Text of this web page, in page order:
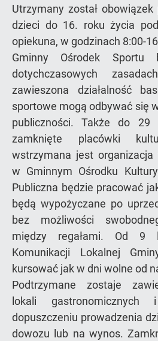
Utrzymany został
dzieci do 16. roku życia
opiekuna, w godzinach 8:00-
Gminny Ośrodek Sportu
dotychczasowych
zawieszona działalność
sportowe mogą odbywać się
publiczności. Także do 29
zamknięte placówki
wstrzymana jest organizacja
w Gminnym Ośrodku
Publiczna będzie pracować
będą wypożyczane po
bez możliwości
między regałami. Od 9
Komunikacji Lokalnej
kursować jak w dni wolne od
Podtrzymane zostaje
lokali
dopuszczeniu prowadzenia
dowozu lub na wynos.